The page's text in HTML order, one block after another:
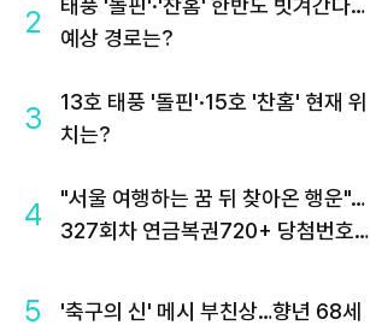
2
태풍 '돌핀'·'찬홈' 한반도 빗겨간다…
예상 경로는?
3
13호 태풍 '돌핀'·15호 '찬홈' 현재 위
치는?
4
"서울 여행하는 꿈 뒤 찾아온 행운"…
327회차 연금복권720+ 당첨번호조
5 '축구의 신' 메시 부친상…향년 68세